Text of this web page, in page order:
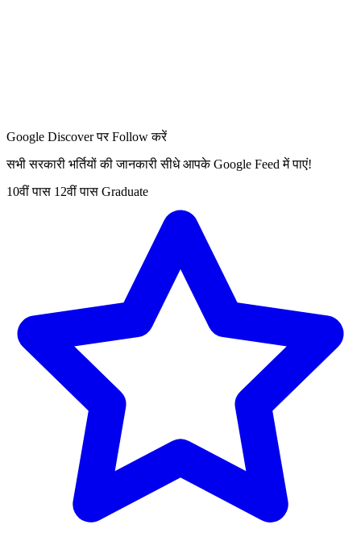
Google Discover पर Follow करें
सभी सरकारी भर्तियों की जानकारी सीधे आपके Google Feed में पाएं!
10वीं पास 12वीं पास Graduate